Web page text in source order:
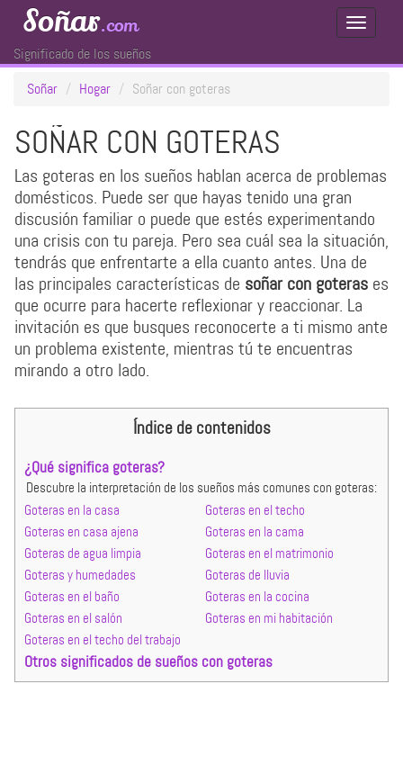
Toggle
Soñar.com
Significado de los sueños
Soñar
Hogar Soñar con goteras
SOÑAR CON GOTERAS
Las goteras en los sueños hablan acerca de problemas
domésticos. Puede ser que hayas tenido una gran
discusión familiar o puede que estés experimentando
una crisis con tu pareja. Pero sea cuál sea la situación,
tendrás que enfrentarte a ella cuanto antes. Una de
las principales características de soñar con goteras es
que ocurre para hacerte reflexionar y reaccionar. La
invitación es que busques reconocerte a ti mismo ante
un problema existente, mientras tú te encuentras
mirando a otro lado.
Índice de contenidos
¿Qué significa goteras?
Descubre la interpretación de los sueños más comunes con goteras:
Goteras en la casa
Goteras en el techo
Goteras en casa ajena
Goteras en la cama
Goteras de agua limpia
Goteras en el matrimonio
Goteras y humedades
Goteras de lluvia
Goteras en el baño
Goteras en la cocina
Goteras en el salón
Goteras en mi habitación
Goteras en el techo del trabajo
Otros significados de sueños con goteras